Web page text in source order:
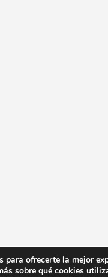
para ofrecerte la mejor
sobre qué cookies